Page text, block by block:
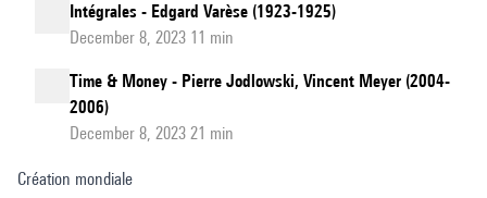
Intégrales - Edgard Varèse (1923-1925)
December 8, 2023 11 min
Time & Money - Pierre Jodlowski, Vincent Meyer (2004-
2006)
December 8, 2023 21 min
Création mondiale